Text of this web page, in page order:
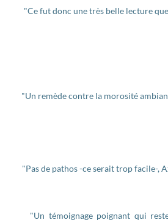
"Ce fut donc une très belle lecture
"Un remède contre la morosité
"Pas de pathos -ce serait trop facile-,
"Un témoignage poignant qui